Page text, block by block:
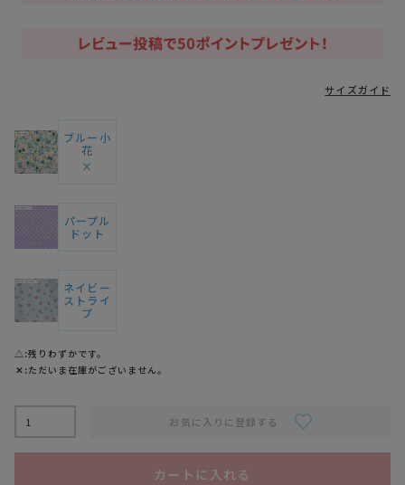
サイズガイド
ブルー小
花
×
パープル
ドット
ネイビー
ストライ
プ
△ 残りわずかです。
✕ ただいま在庫がございません。
お気に入りに登録する
カートに入れる